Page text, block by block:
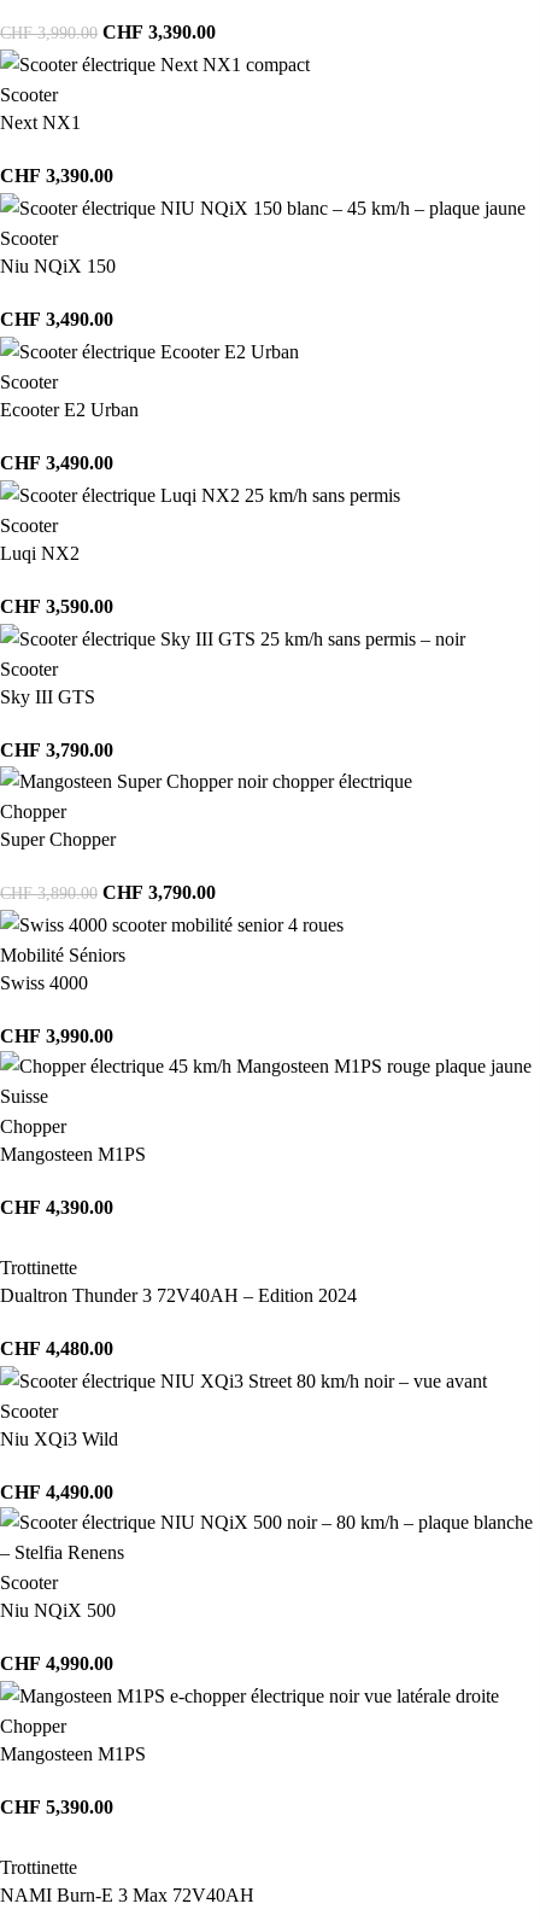
CHF3,990.00 CHF 3,390.00
Scooter
Next NX1
CHF 3,390.00
Scooter
Niu NQiX 150
CHF 3,490.00
Scooter
Ecooter E2 Urban
CHF 3,490.00
Scooter
Luqi NX2
CHF 3,590.00
Scooter
Sky III GTS
CHF 3,790.00
Chopper
Super Chopper
CHF3,890.00 CHF 3,790.00
Mobilité Séniors
Swiss 4000
CHF 3,990.00
Chopper
Mangosteen M1PS
CHF 4,390.00
Trottinette
Dualtron Thunder 3 72V40AH – Edition 2024
CHF 4,480.00
Scooter
Niu XQi3 Wild
CHF 4,490.00
Scooter
Niu NQiX 500
CHF 4,990.00
Chopper
Mangosteen M1PS
CHF 5,390.00
Trottinette
NAMI Burn-E 3 Max 72V40AH